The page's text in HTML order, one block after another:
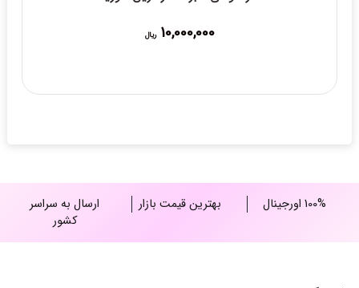
10,000,000 ریال
100% اورجینال بهترین قیمت بازار
ارسال به سراسر
کشور